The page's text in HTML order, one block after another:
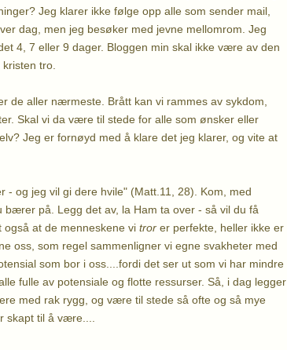
Jeg klarer ikke følge opp alle som sender mail,
dag, men jeg besøker med jevne mellomrom. Jeg
4, 7 eller 9 dager. Bloggen min skal ikke være av den
tro.
de aller nærmeste. Brått kan vi rammes av sykdom,
Skal vi da være til stede for alle som ønsker eller
Jeg er fornøyd med å klare det jeg klarer, og vite at
og jeg vil gi dere hvile" (Matt.11, 28). Kom, med
på. Legg det av, la Ham ta over - så vil du få
at de menneskene vi tror er perfekte, heller ikke er
oss, som regel sammenligner vi egne svakheter med
som bor i oss....fordi det ser ut som vi har mindre
fulle av potensiale og flotte ressurser. Så, i dag legger
med rak rygg, og være til stede så ofte og så mye
skapt til å være....